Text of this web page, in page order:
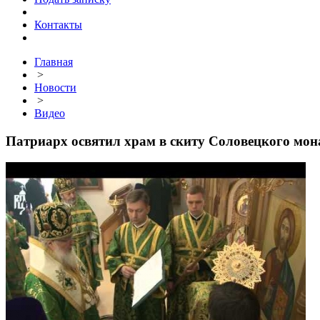
Контакты
Главная
>
Новости
>
Видео
Патриарх освятил храм в скиту Соловецкого